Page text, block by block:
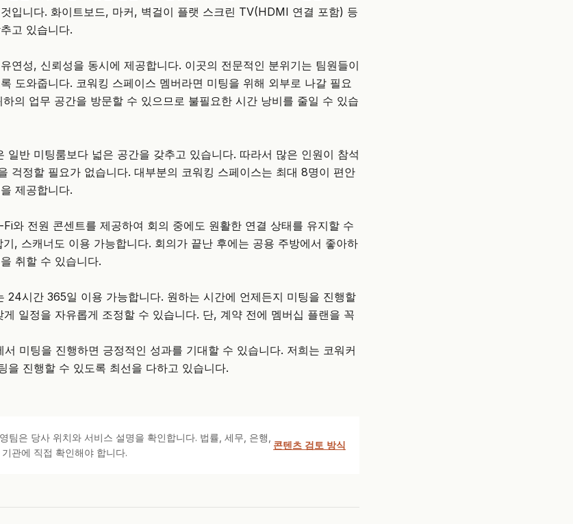
입니다. 화이트보드, 마커, 벽걸이 플랫 스크린 TV(HDMI 연결 포함) 등
고 있습니다.
연성, 신뢰성을 동시에 제공합니다. 이곳의 전문적인 분위기는 팀원들이
도와줍니다. 코워킹 스페이스 멤버라면 미팅을 위해 외부로 나갈 필요
의 업무 공간을 방문할 수 있으므로 불필요한 시간 낭비를 줄일 수 있습
일반 미팅룸보다 넓은 공간을 갖추고 있습니다. 따라서 많은 인원이 참석
걱정할 필요가 없습니다. 대부분의 코워킹 스페이스는 최대 8명이 편안
제공합니다.
와 전원 콘센트를 제공하여 회의 중에도 원활한 연결 상태를 유지할 수
, 스캐너도 이용 가능합니다. 회의가 끝난 후에는 공용 주방에서 좋아하
취할 수 있습니다.
24시간 365일 이용 가능합니다. 원하는 시간에 언제든지 미팅을 진행할
일정을 자유롭게 조정할 수 있습니다. 단, 계약 전에 멤버십 플랜을 꼭
서 미팅을 진행하면 긍정적인 성과를 기대할 수 있습니다. 저희는 코워커
을 진행할 수 있도록 최선을 다하고 있습니다.
팀은 당사 위치와 서비스 설명을 확인합니다. 법률, 세무, 은행,
관에 직접 확인해야 합니다.
콘텐츠 검토 방식